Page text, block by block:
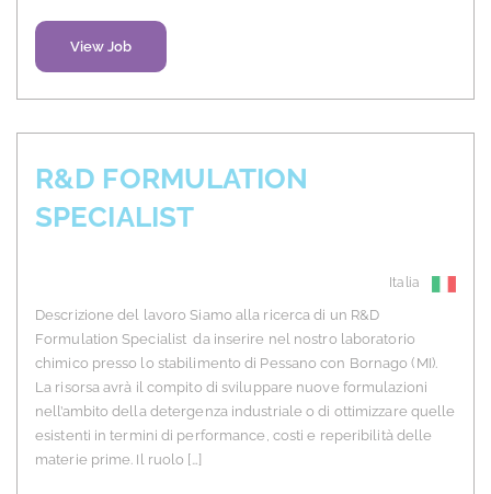
View Job
R&D FORMULATION
SPECIALIST
Italia
Descrizione del lavoro Siamo alla ricerca di un R&D
Formulation Specialist da inserire nel nostro laboratorio
chimico presso lo stabilimento di Pessano con Bornago (MI).
La risorsa avrà il compito di sviluppare nuove formulazioni
nell’ambito della detergenza industriale o di ottimizzare quelle
esistenti in termini di performance, costi e reperibilità delle
materie prime. Il ruolo […]